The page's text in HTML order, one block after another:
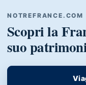
NOTREFRANCE.COM
Scopri la
suo